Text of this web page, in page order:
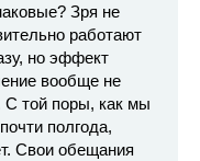
Зря не
работают
но эффект
вообще не
С той поры, как мы
полгода,
Свои обещания